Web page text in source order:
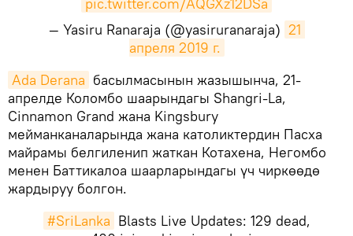
— Yasiru Ranaraja (@yasiruranaraja) 21
апреля 2019 г.
Ada Derana басылмасынын жазышынча, 21-
апрелде Коломбо шаарындагы Shangri-La,
Cinnamon Grand жана Kingsbury
мейманканаларында жана католиктердин Пасха
майрамы белгиленип жаткан Котахена, Негомбо
менен Баттикалоа шаарларындагы үч чиркөөдө
жардыруу болгон.
#SriLanka Blasts Live Updates: 129 dead,